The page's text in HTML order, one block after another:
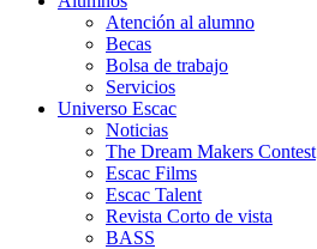
Atención al alumno
Becas
Bolsa de trabajo
Servicios
Universo Escac
Noticias
The Dream Makers Contest
Escac Films
Escac Talent
Revista Corto de vista
BASS